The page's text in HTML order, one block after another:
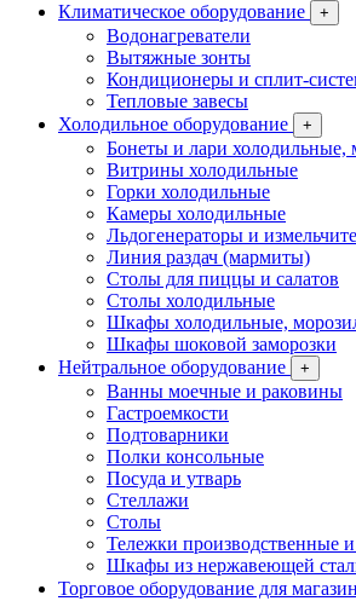
Климатическое оборудование +
Водонагреватели
Вытяжные зонты
Кондиционеры и сплит-
Тепловые завесы
Холодильное оборудование
+
Бонеты и лари холодильные,
Витрины холодильные
Горки холодильные
Камеры холодильные
Льдогенераторы и
Линия раздач (мармиты)
Столы для пиццы и салатов
Столы холодильные
Шкафы холодильные,
Шкафы шоковой заморозки
Нейтральное оборудование
+
Ванны моечные и раковины
Гастроемкости
Подтоварники
Полки консольные
Посуда и утварь
Стеллажи
Столы
Тележки производственные
Шкафы из нержавеющей
Торговое оборудование для